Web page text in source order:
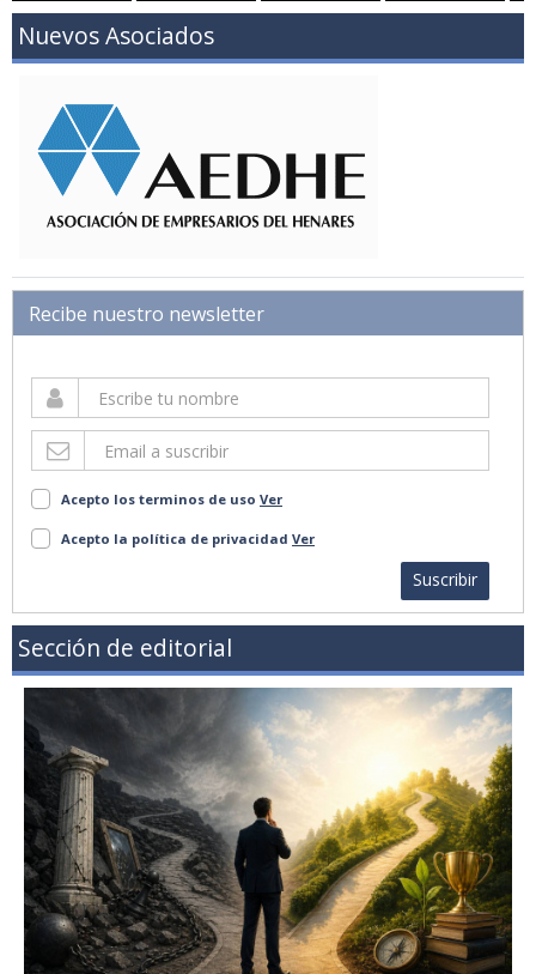
Nuevos Asociados
Recibe nuestro newsletter
Acepto los terminos de uso Ver
Acepto la política de privacidad Ver
Suscribir
Sección de editorial